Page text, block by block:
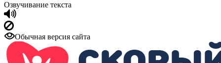
Озвучивание текста
Обычная версия сайта